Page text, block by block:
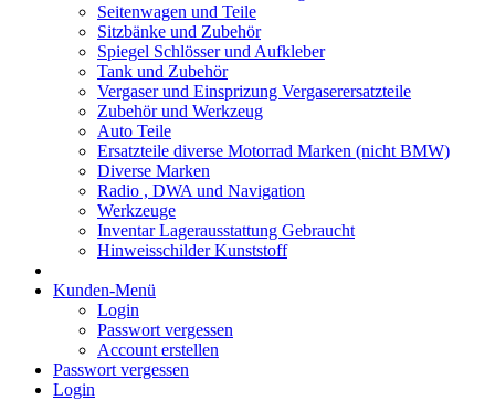
Seitenwagen und Teile
Sitzbänke und Zubehör
Spiegel Schlösser und Aufkleber
Tank und Zubehör
Vergaser und Einsprizung Vergaserersatzteile
Zubehör und Werkzeug
Auto Teile
Ersatzteile diverse Motorrad Marken (nicht BMW)
Diverse Marken
Radio , DWA und Navigation
Werkzeuge
Inventar Lagerausstattung Gebraucht
Hinweisschilder Kunststoff
Kunden-Menü
Login
Passwort vergessen
Account erstellen
Passwort vergessen
Login